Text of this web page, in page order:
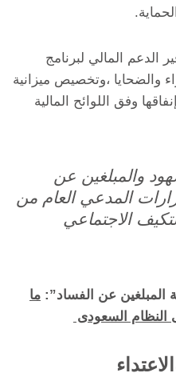
الدعم المالي لبرنامج
والضحايا ،وتخصيص ميزانية
وفق اللوائح المالية
والمبلغين عن
المدعي العام من
الاجتماعي
المبلغين عن الفساد”: ما
النظام السعودى